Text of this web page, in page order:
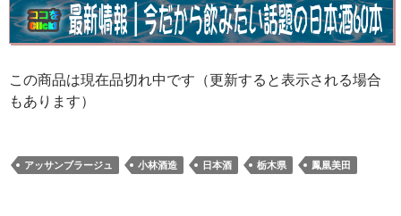
この商品は現在品切れ中です（更新すると表示される場合
もあります）
アッサンブラージュ 小林酒造 日本酒 栃木県 鳳凰美田